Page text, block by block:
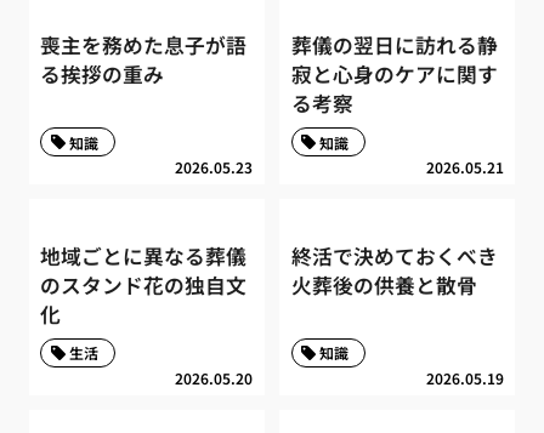
喪主を務めた息子が語
る挨拶の重み
2026.05.23
知識
葬儀の翌日に訪れる静
寂と心身のケアに関す
る考察
2026.05.21
知識
地域ごとに異なる葬儀
のスタンド花の独自文
化
2026.05.20
生活
終活で決めておくべき
火葬後の供養と散骨
2026.05.19
知識